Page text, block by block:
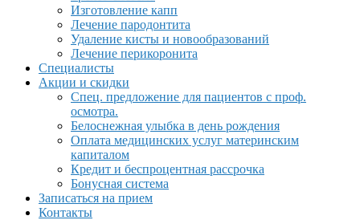
Изготовление капп
Лечение пародонтита
Удаление кисты и новообразований
Лечение перикоронита
Специалисты
Акции и скидки
Спец. предложение для пациентов с проф.
осмотра.
Белоснежная улыбка в день рождения
Оплата медицинских услуг материнским
капиталом
Кредит и беспроцентная рассрочка
Бонусная система
Записаться на прием
Контакты